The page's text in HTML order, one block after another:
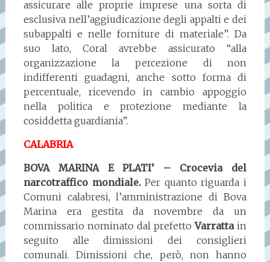
assicurare alle proprie imprese una sorta di
esclusiva nell’aggiudicazione degli appalti e dei
subappalti e nelle forniture di materiale”. Da
suo lato, Coral avrebbe assicurato “alla
organizzazione la percezione di non
indifferenti guadagni, anche sotto forma di
percentuale, ricevendo in cambio appoggio
nella politica e protezione mediante la
cosiddetta guardiania”.
CALABRIA
BOVA MARINA E PLATI’ – Crocevia del
narcotraffico mondiale.Per quanto riguarda i
Comuni calabresi, l’amministrazione di Bova
Marina era gestita da novembre da un
commissario nominato dal prefettoVarrattain
seguito alle dimissioni dei consiglieri
comunali. Dimissioni che, però, non hanno